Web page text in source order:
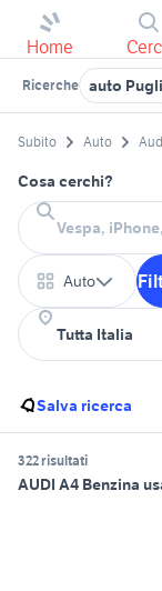
Home
Ricerche auto
Subito Auto
Cosa cerchi?
Auto
Salva ricerca
322 risultati
AUDI A4 Benzina